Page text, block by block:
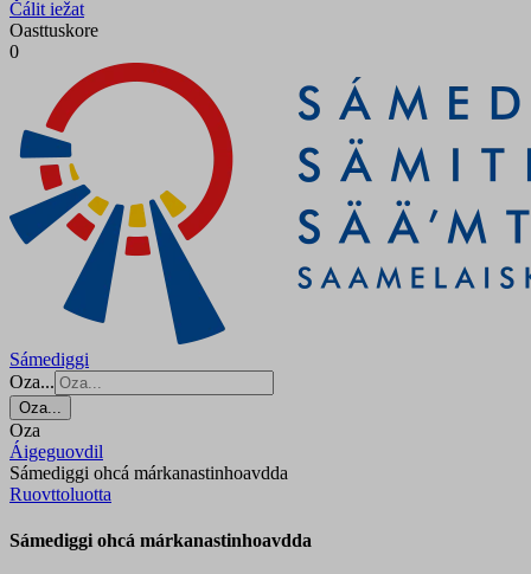
Čálit iežat
Oasttuskore
0
Sámediggi
Oza...
Oza...
Oza
Áigeguovdil
Sámediggi ohcá márkanastinhoavdda
Ruovttoluotta
Sámediggi ohcá márkanastinhoavdda